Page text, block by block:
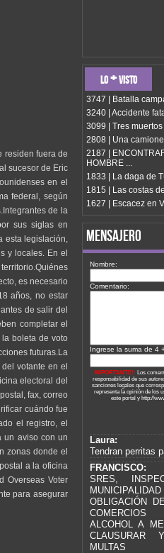
residen fuera de
sucesor de Eric
en el
federal, según
de la
sus siglas en
esta legislación,
y locales. En el
es necesario
años, no estar
de salir del
completar el
boleta de voto
futuras.La
votante en el
electoral del
fax, correo
cuándo fue
el registro, el
un aviso con un
zonas donde el
a la oficina
Overseas Voter
para asegurar
lo + visto
3747 | Batalla
3240 | Accidente
3099 | Tres
2808 | Una
2187 |
HOMBRE ...
1833 | La daga de
1815 | Las costas
1627 | Escacez en
mensajero
Nombre:
Comentario:
Ingrese la suma de 4
IMPORTANTE!: Los
responsabilidad de sus
sanciones legales que
representa la opinión de los
este portal y http://
Laura:
Tendran perritas
FRANCISCO:
SRES,
OBLIGACIÓN
ALCOHOL A
CLAUSURAR
MULTAS